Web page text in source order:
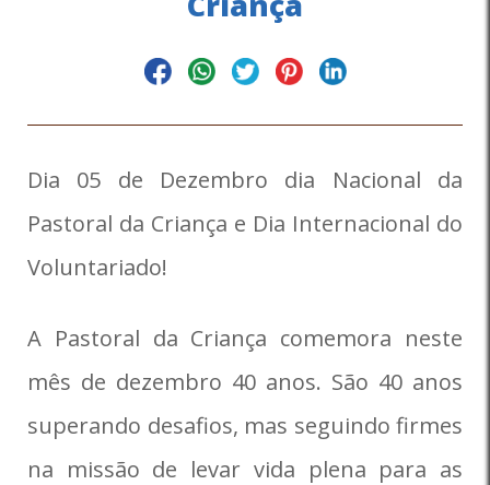
Dia 05 de Dezembro dia Nacional da
Pastoral da Criança e Dia Internacional do
Voluntariado!
A Pastoral da Criança comemora neste
mês de dezembro 40 anos. São 40 anos
superando desafios, mas seguindo firmes
na missão de levar vida plena para as